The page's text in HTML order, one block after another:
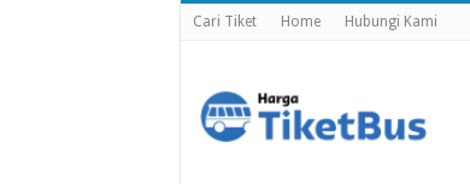
Cari Tiket Home Hubungi Kami